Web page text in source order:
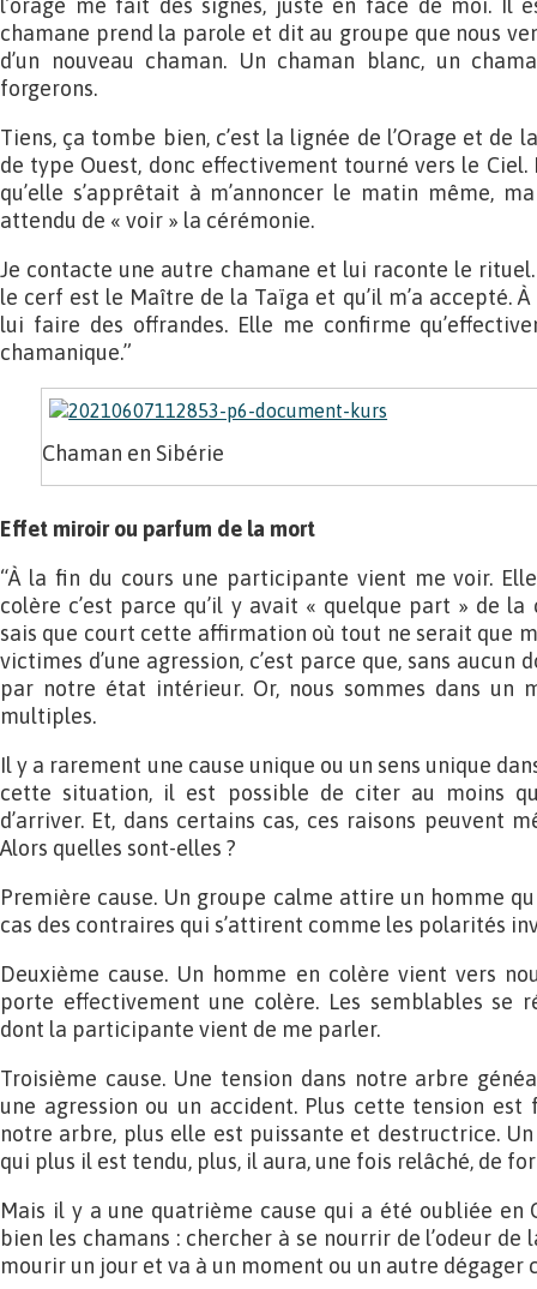
l’orage me fait des signes, juste en face de moi. Il
chamane prend la parole et dit au groupe que nous
d’un nouveau chaman. Un chaman blanc, un
forgerons.
Tiens, ça tombe bien, c’est la lignée de l’Orage et de
de type Ouest, donc effectivement tourné vers le Ciel.
qu’elle s’apprêtait à m’annoncer le matin même,
attendu de « voir » la cérémonie.
Je contacte une autre chamane et lui raconte le
le cerf est le Maître de la Taïga et qu’il m’a accepté.
lui faire des offrandes. Elle me confirme
chamanique.”
Chaman en Sibérie
Effet miroir ou parfum de la mort
“À la fin du cours une participante vient me voir.
colère c’est parce qu’il y avait « quelque part » de
sais que court cette affirmation où tout ne serait que
victimes d’une agression, c’est parce que, sans aucun
par notre état intérieur. Or, nous sommes dans un
multiples.
Il y a rarement une cause unique ou un sens unique
cette situation, il est possible de citer au moins
d’arriver. Et, dans certains cas, ces raisons peuvent
Alors quelles sont-elles ?
Première cause. Un groupe calme attire un homme
cas des contraires qui s’attirent comme les polarités
Deuxième cause. Un homme en colère vient vers
porte effectivement une colère. Les semblables se
dont la participante vient de me parler.
Troisième cause. Une tension dans notre arbre
une agression ou un accident. Plus cette tension
notre arbre, plus elle est puissante et destructrice. Un
qui plus il est tendu, plus, il aura, une fois relâché, de
Mais il y a une quatrième cause qui a été oubliée en
bien les chamans : chercher à se nourrir de l’odeur
mourir un jour et va à un moment ou un autre